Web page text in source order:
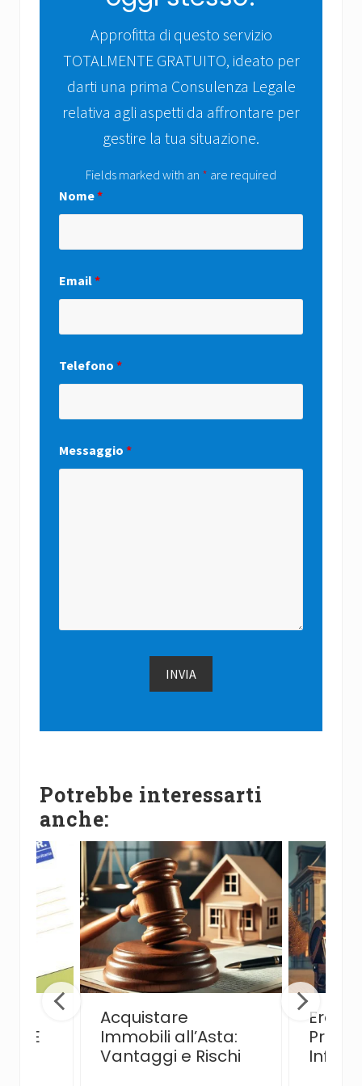
Approfitta di questo servizio
TOTALMENTE GRATUITO, ideato per
darti una prima Consulenza Legale
relativa agli aspetti da affrontare per
gestire la tua situazione.
Fields marked with an * are required
Nome*
Email*
Telefono *
Messaggio *
Potrebbe interessarti
anche:
SE
Acquistare
Immobili all’Asta:
Vantaggi e Rischi